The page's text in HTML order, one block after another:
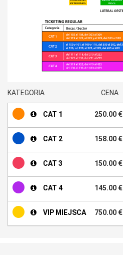
KATEGORIA CENA
CAT 1 250.00 €
CAT 2 158.00 €
CAT 3 150.00 €
CAT 4 145.00 €
VIP MIEJSCA 750.00 €